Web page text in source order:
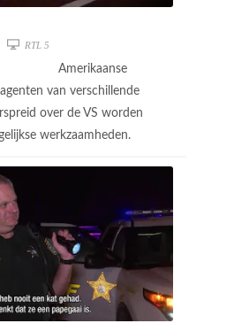
RTL 5
Amerikaanse
van verschillende
over de VS worden
werkzaamheden.